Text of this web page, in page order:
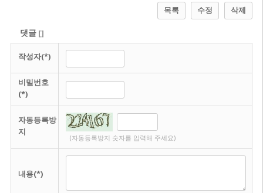
목록 수정 삭제
댓글[]
작성자(*)
비밀번호
(*)
자동등록방
지
(자동등록방지 숫자를 입력해 주세요)
내용(*)